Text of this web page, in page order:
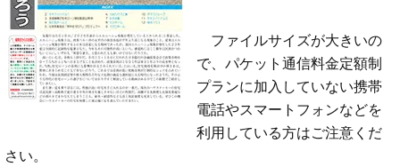
ファイルサイズが大きいの
で、パケット通信料金定額制
プランに加入していない携帯
電話やスマートフォンなどを
利用している方はご注意くだ
さい。